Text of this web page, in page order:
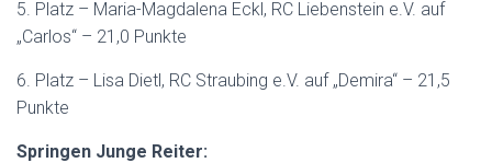
5. Platz – Maria-Magdalena Eckl, RC Liebenstein e.V. auf
„Carlos“ – 21,0 Punkte
6. Platz – Lisa Dietl, RC Straubing e.V. auf „Demira“ – 21,5
Punkte
Springen Junge Reiter: